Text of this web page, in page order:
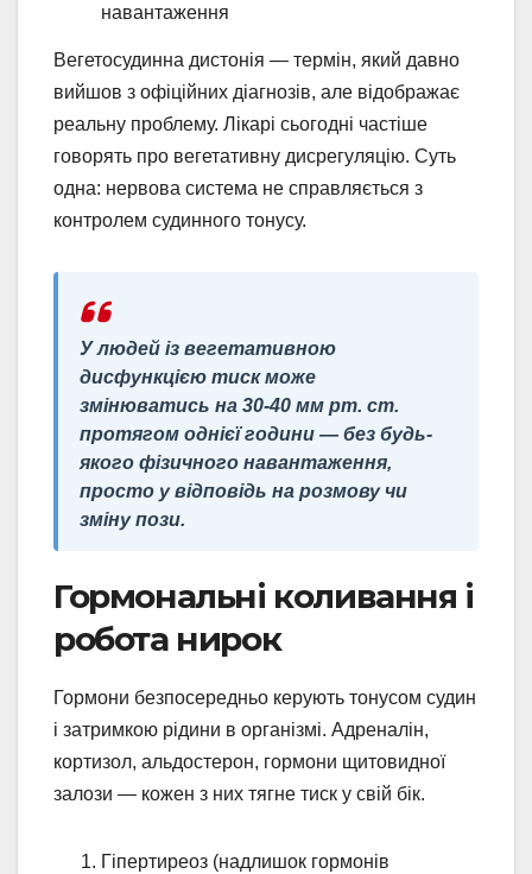
навантаження
Вегетосудинна дистонія — термін, який давно
вийшов з офіційних діагнозів, але відображає
реальну проблему. Лікарі сьогодні частіше
говорять про вегетативну дисрегуляцію. Суть
одна: нервова система не справляється з
контролем судинного тонусу.
У людей із вегетативною
дисфункцією тиск може
змінюватись на 30-40 мм рт. ст.
протягом однієї години — без будь-
якого фізичного навантаження,
просто у відповідь на розмову чи
зміну пози.
Гормональні коливання і
робота нирок
Гормони безпосередньо керують тонусом судин
і затримкою рідини в організмі. Адреналін,
кортизол, альдостерон, гормони щитовидної
залози — кожен з них тягне тиск у свій бік.
Гіпертиреоз (надлишок гормонів